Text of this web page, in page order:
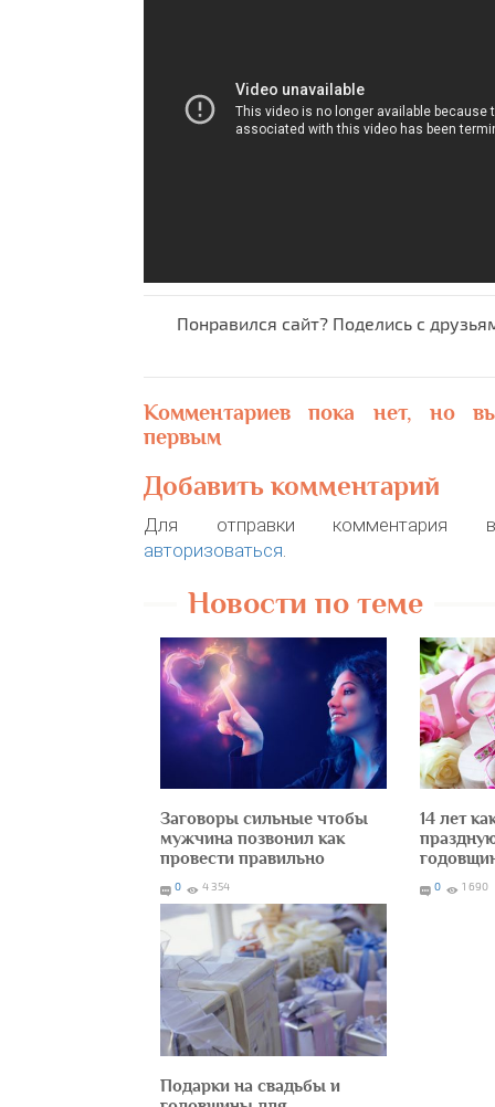
Понравился сайт? Поделись с
Комментариев пока нет, но
первым
Добавить комментарий
Для отправки комментария
авторизоваться
Новости по теме
Заговоры сильные чтобы
мужчина позвонил как
провести правильно
0 4 354
14 лет
0 1 690
Подарки на свадьбы и